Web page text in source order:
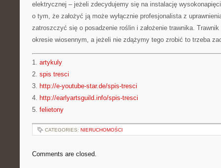
elektrycznej – jeżeli zdecydujemy się na instalację
o tym, że założyć ją może wyłącznie profesjonalista z
zatroszczyć się o posadzenie roślin i założenie trawnika.
okresie wiosennym, a jeżeli nie zdążymy tego zrobić to trzeba
1. artykuly
2. spis tresci
3. http://e-youtube-star.de/spis-tresci
4. http://earlyartsguild.info/spis-tresci
5. felietony
CATEGORIES: NIERUCHOMOŚCI
Comments are closed.